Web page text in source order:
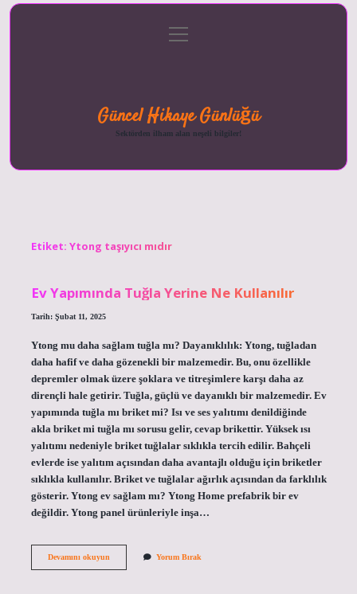
menüyü
aç
Güncel Hikaye Günlüğü
Sektörden ilham alan neşeli bilgiler!
Etiket: Ytong taşıyıcı mıdır
Ev Yapımında Tuğla Yerine Ne Kullanılır
Tarih: Şubat 11, 2025
Ytong mu daha sağlam tuğla mı? Dayanıklılık: Ytong, tuğladan
daha hafif ve daha gözenekli bir malzemedir. Bu, onu özellikle
depremler olmak üzere şoklara ve titreşimlere karşı daha az
dirençli hale getirir. Tuğla, güçlü ve dayanıklı bir malzemedir. Ev
yapımında tuğla mı briket mi? Isı ve ses yalıtımı denildiğinde
akla briket mi tuğla mı sorusu gelir, cevap brikettir. Yüksek ısı
yalıtımı nedeniyle briket tuğlalar sıklıkla tercih edilir. Bahçeli
evlerde ise yalıtım açısından daha avantajlı olduğu için briketler
sıklıkla kullanılır. Briket ve tuğlalar ağırlık açısından da farklılık
gösterir. Ytong ev sağlam mı? Ytong Home prefabrik bir ev
değildir. Ytong panel ürünleriyle inşa…
Devamını okuyunEv
Yorum Bırak